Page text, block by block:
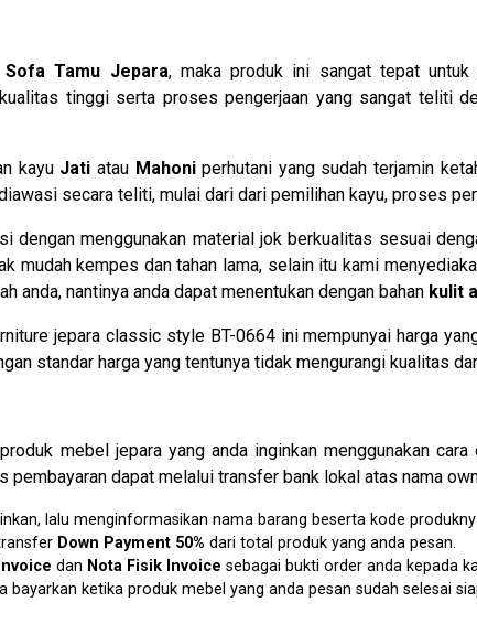
Sofa Tamu Jepara, maka produk ini sangat tepat
tinggi serta proses pengerjaan yang sangat teliti
kayu Jati atau Mahoniperhutani yang sudah terjamin
secara teliti, mulai dari dari pemilihan kayu, proses
dengan menggunakan material jok berkualitas sesuai
mudah kempes dan tahan lama, selain itu kami
anda, nantinya anda dapat menentukan dengan bahan kulit
jepara classic style BT-0664 ini mempunyai harga
standar harga yang tentunya tidak mengurangi kualitas
mebel jepara yang anda inginkan menggunakan
pembayaran dapat melalui transfer bank lokal atas nama
lalu menginformasikan nama barang beserta kode
Down Payment 50% dari total produk yang anda pesan.
dan N ota Fisik Invoice sebagai bukti order anda kepada
bayarkan ketika produk mebel yang anda pesan sudah selesai